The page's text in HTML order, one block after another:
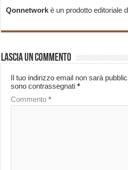
Qonnetwork è un prodotto editoriale
Lascia un commento
Il tuo indirizzo email non sarà
sono contrassegnati*
Commento*